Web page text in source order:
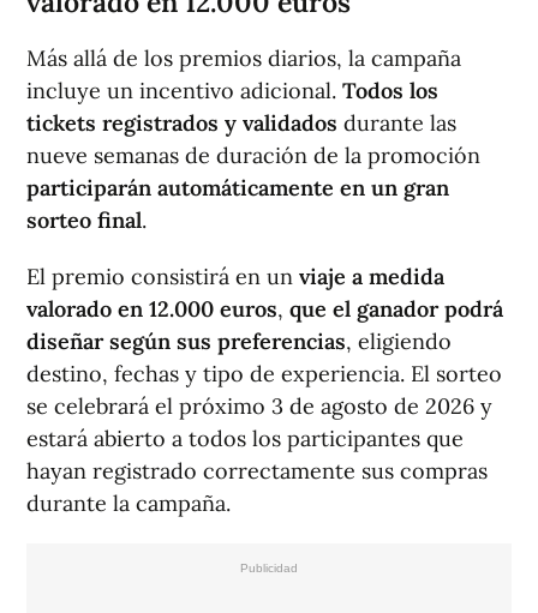
Más allá de los premios diarios, la campaña
incluye un incentivo adicional. Todos los
tickets registrados y validados durante las
nueve semanas de duración de la promoción
participarán automáticamente en un gran
sorteo final.
El premio consistirá en un viaje a medida
valorado en 12.000 euros, que el ganador podrá
diseñar según sus preferencias, eligiendo
destino, fechas y tipo de experiencia. El sorteo
se celebrará el próximo 3 de agosto de 2026 y
estará abierto a todos los participantes que
hayan registrado correctamente sus compras
durante la campaña.